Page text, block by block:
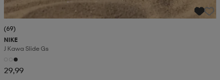
(69)
NIKE
J Kawa Slide Gs
29,99